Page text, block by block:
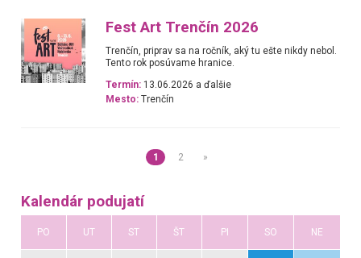
Fest Art Trenčín 2026
Trenčín, priprav sa na ročník, aký tu ešte nikdy nebol.
Tento rok posúvame hranice.
Termín: 13.06.2026 a ďalšie
Mesto: Trenčín
1 2 »
Kalendár podujatí
PO UT ST ŠT PI SO NE